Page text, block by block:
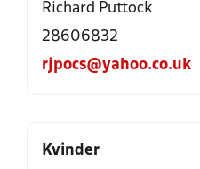
Richard Puttock
28606832
rjpocs@yahoo.co.uk
Kvinder